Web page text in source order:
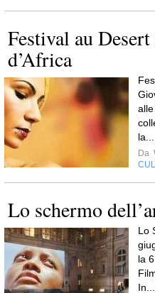
Festival au
d’Africa
la...
Da
Lo schermo
Lo
la
In...